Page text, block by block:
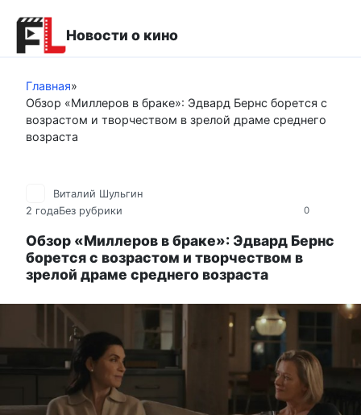
контенту
Новости о кино
Главная»
Обзор «Миллеров в браке»: Эдвард Бернс борется с
возрастом и творчеством в зрелой драме среднего
возраста
0
Виталий Шульгин
2 годаБез рубрики
Обзор «Миллеров в браке»: Эдвард Бернс
борется с возрастом и творчеством в
зрелой драме среднего возраста